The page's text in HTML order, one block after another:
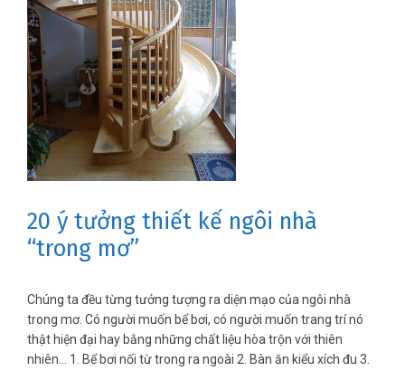
20 ý tưởng thiết kế ngôi nhà
“trong mơ”
Chúng ta đều từng tưởng tượng ra diện mạo của ngôi nhà
trong mơ. Có người muốn bể bơi, có người muốn trang trí nó
thật hiện đại hay bằng những chất liệu hòa trộn với thiên
nhiên… 1. Bể bơi nối từ trong ra ngoài 2. Bàn ăn kiểu xích đu 3.